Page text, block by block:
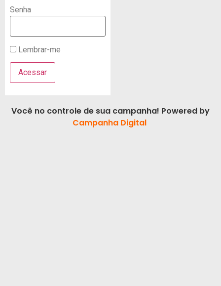
Senha
Lembrar-me
Você no controle de sua campanha! Powered by
Campanha Digital